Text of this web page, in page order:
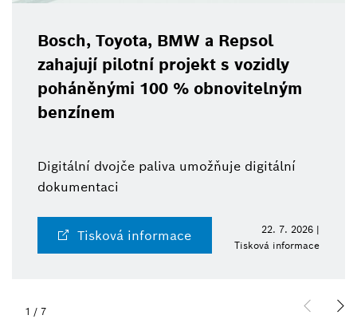
Bosch, Toyota, BMW a Repsol
zahajují pilotní projekt s vozidly
poháněnými 100 % obnovitelným
benzínem
Digitální dvojče paliva umožňuje digitální
dokumentaci
Tisková informace
22. 7. 2026 |
Tisková informace
1 / 7